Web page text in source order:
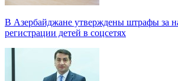
В Азербайджане утверждены штрафы за
регистрации детей в соцсетях